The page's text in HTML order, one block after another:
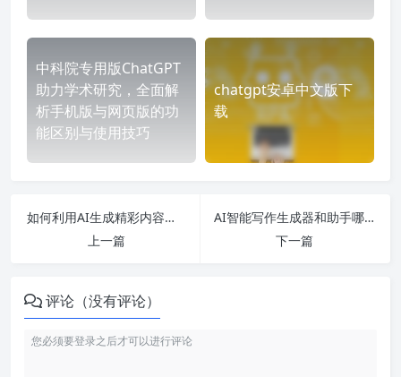
中科院专用版ChatGPT
助力学术研究，全面解
析手机版与网页版的功
能区别与使用技巧
chatgpt安卓中文版下
载
如何利用AI生成精彩内容？-深度解析免费AI绘画与PPT制作的最佳工具与技巧
上一篇
AI智能写作生成器和助手哪个好用？-探索免费版与实用工具的完美结合！
下一篇
评论（没有评论）